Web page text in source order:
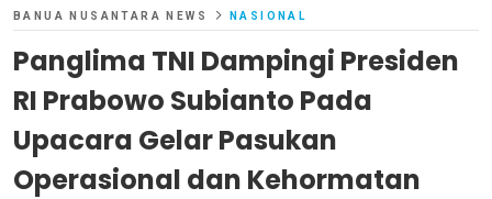
BANUA NUSANTARA NEWS NASIONAL
Panglima TNI Dampingi Presiden
RI Prabowo Subianto Pada
Upacara Gelar Pasukan
Operasional dan Kehormatan